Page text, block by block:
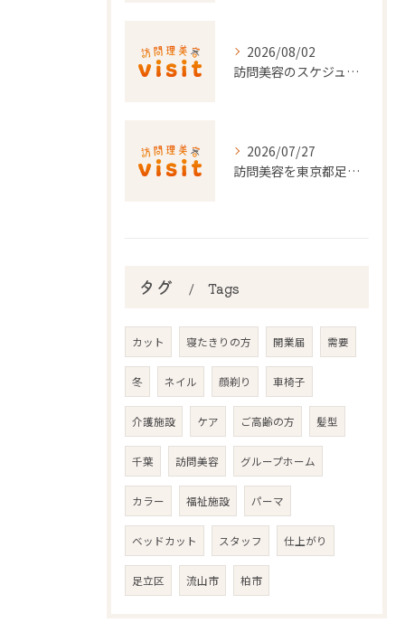
2026/08/02
訪問美容のスケジュール調整を東京都でスムーズに行うポイント
2026/07/27
訪問美容を東京都足立区で利用するための申請条件と手続き徹底ガイド
タグ Tags
カット 寝たきりの方 開業届 需要
冬 ネイル 顔剃り 車椅子
介護施設 ケア ご高齢の方 髪型
千葉 訪問美容 グループホーム
カラー 福祉施設 パーマ
ベッドカット スタッフ 仕上がり
足立区 流山市 柏市